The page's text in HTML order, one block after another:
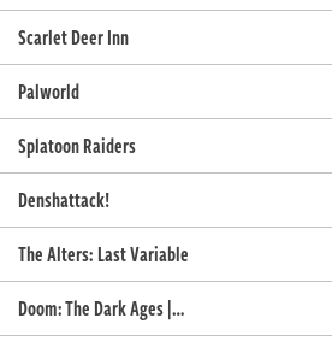
Scarlet Deer Inn
Palworld
Splatoon Raiders
Denshattack!
The Alters: Last Variable
Doom: The Dark Ages |…